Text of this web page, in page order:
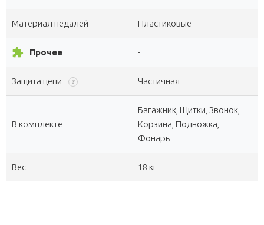
Материал педалей Пластиковые
extension Прочее -
Защита цепи ? Частичная
В комплекте
Багажник, Щитки, Звонок,
Корзина, Подножка,
Фонарь
Вес 18 кг